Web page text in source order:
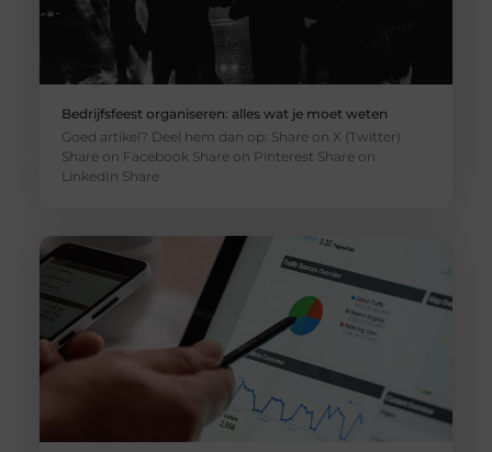
Bedrijfsfeest organiseren: alles wat je moet weten
Goed artikel? Deel hem dan op: Share on X (Twitter)
Share on Facebook Share on Pinterest Share on
LinkedIn Share